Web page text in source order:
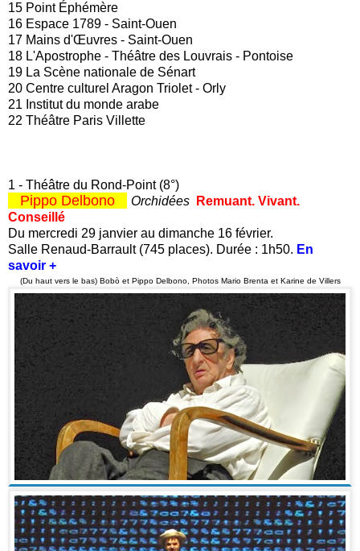
15 Point Éphémère
16 Espace 1789 - Saint-Ouen
17 Mains d'Œuvres - Saint-Ouen
18 L'Apostrophe - Théâtre des Louvrais - Pontoise
19 La Scène nationale de Sénart
20 Centre culturel Aragon Triolet - Orly
21 Institut du monde arabe
22 Théâtre Paris Villette
1 - Théâtre du Rond-Point (8°)
Pippo Delbono Orchidées Remuant. Vivant.
Conseillé
Du mercredi 29 janvier au dimanche 16 février.
Salle Renaud-Barrault (745 places). Durée : 1h50. En
savoir +
(Du haut vers le bas) Bobò et Pippo Delbono, Photos Mario Brenta et Karine de Villers